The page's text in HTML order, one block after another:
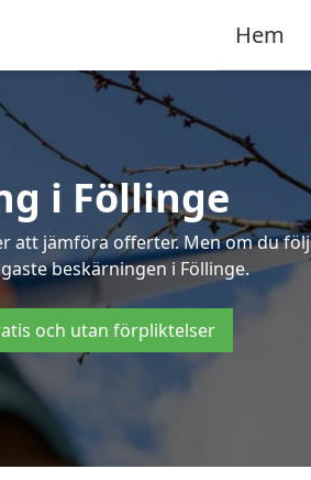
Hem
i Föllinge
jämföra offerter. Men om du
beskärningen i Föllinge.
och utan förpliktelser